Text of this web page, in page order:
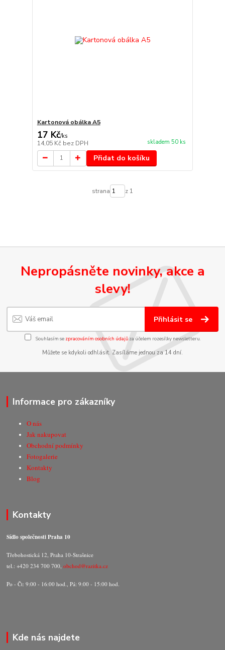
Kartonová obálka A5
17 Kč/ks
14,05 Kč bez DPH skladem 50 ks
Přidat do košíku
strana z 1
Nepropásněte novinky, akce a
slevy!
Přihlásit se
Souhlasím se zpracováním osobních údajůza účelem rozesílky newsletteru.
Můžete se kdykoli odhlásit. Zasíláme jednou za 14 dní.
Informace pro zákazníky
O nás
Jak nakupovat
Obchodní podmínky
Fotogalerie
Kontakty
Blog
Kontakty
Sídlo společnosti Praha 10
Třebohostická 12, Praha 10-Strašnice
tel.: +420 234 700 700,obchod@razitka.cz
Po - Čt: 9:00 - 16:00 hod., Pá: 9:00 - 15:00 hod.
Kde nás najdete